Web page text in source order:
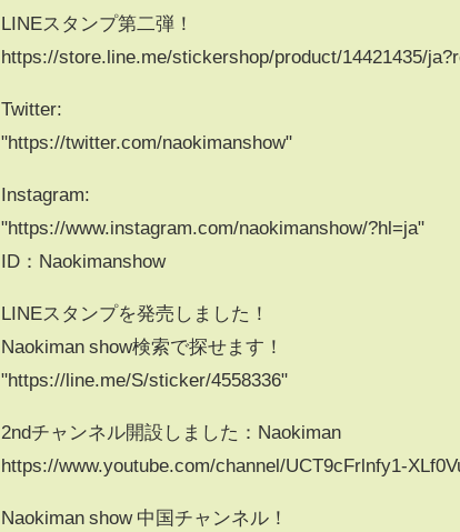
LINEスタンプ第二弾！
https://store.line.me/stickershop/product/14421435/
Twitter:
"https://twitter.com/naokimanshow"
Instagram:
"https://www.instagram.com/naokimanshow/?hl=ja"
ID：Naokimanshow
LINEスタンプを発売しました！
Naokiman show検索で探せます！
"https://line.me/S/sticker/4558336"
2ndチャンネル開設しました：Naokiman
https://www.youtube.com/channel/UCT9cFrlnfy1-
Naokiman show 中国チャンネル！